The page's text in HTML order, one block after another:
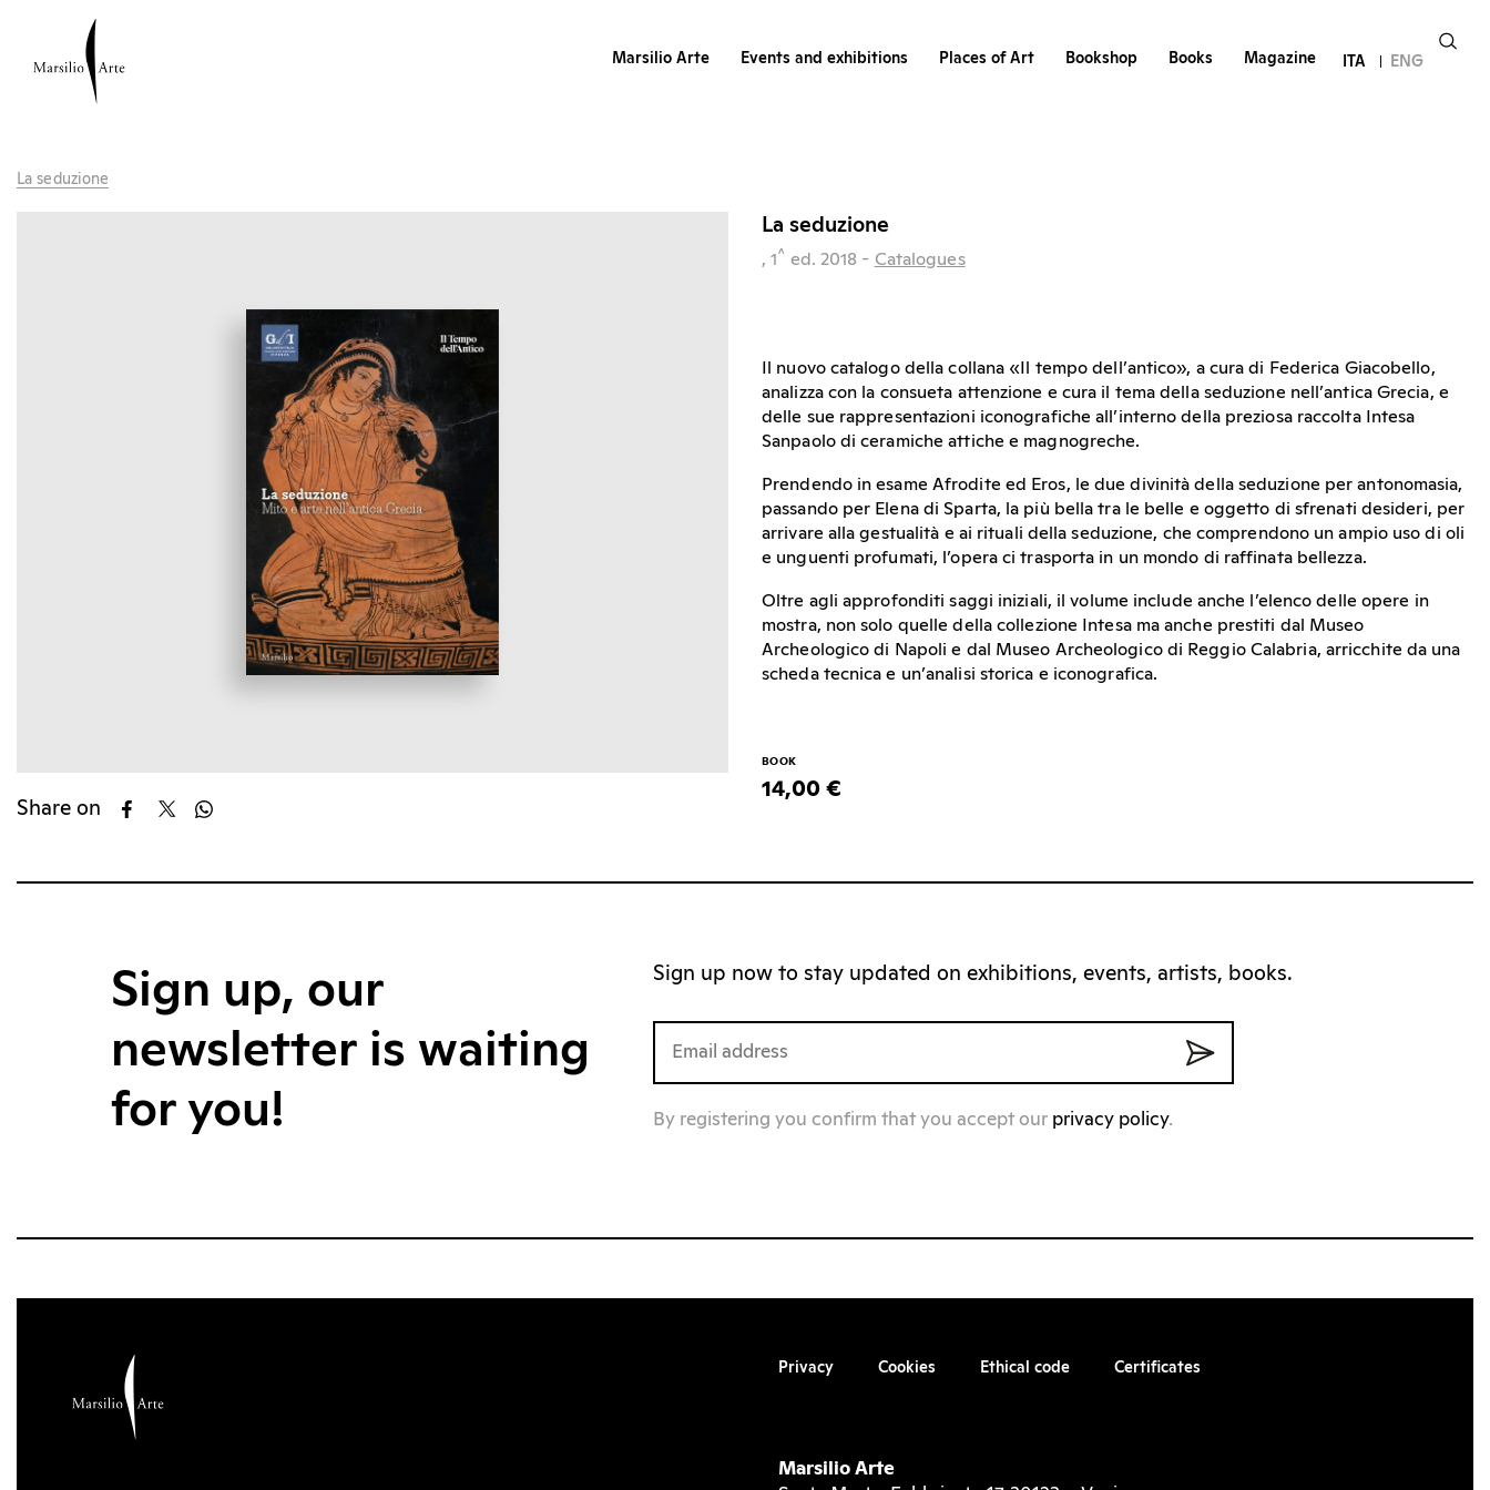
Marsilio Arte Events and exhibitions Places of Art Bookshop Books Magazine ITA ENG
La seduzione
Share on
La seduzione
, 1^ ed. 2018 - Catalogues
Il nuovo catalogo della collana «Il tempo dell’antico», a cura di Federica Giacobello,
analizza con la consueta attenzione e cura il tema della seduzione nell’antica Grecia, e
delle sue rappresentazioni iconografiche all’interno della preziosa raccolta Intesa
Sanpaolo di ceramiche attiche e magnogreche.
Prendendo in esame Afrodite ed Eros, le due divinità della seduzione per antonomasia,
passando per Elena di Sparta, la più bella tra le belle e oggetto di sfrenati desideri, per
arrivare alla gestualità e ai rituali della seduzione, che comprendono un ampio uso di oli
e unguenti profumati, l’opera ci trasporta in un mondo di raffinata bellezza.
Oltre agli approfonditi saggi iniziali, il volume include anche l’elenco delle opere in
mostra, non solo quelle della collezione Intesa ma anche prestiti dal Museo
Archeologico di Napoli e dal Museo Archeologico di Reggio Calabria, arricchite da una
scheda tecnica e un’analisi storica e iconografica.
BOOK
14,00 €
Sign up, our
newsletter is waiting
for you!
Sign up now to stay updated on exhibitions, events, artists, books.
By registering you confirm that you accept our privacy policy.
Privacy Cookies Ethical code Certificates
Marsilio Arte